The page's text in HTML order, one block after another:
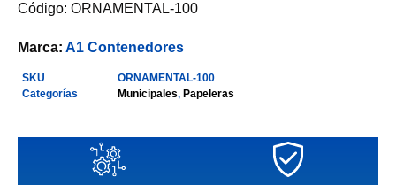
Código: ORNAMENTAL-100
Marca: A1 Contenedores
SKU
ORNAMENTAL-100
Categorías
Municipales, Papeleras